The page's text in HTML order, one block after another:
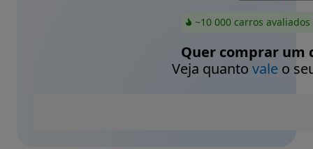
~10 000 carros
Quer comprar um
Veja quanto valeo